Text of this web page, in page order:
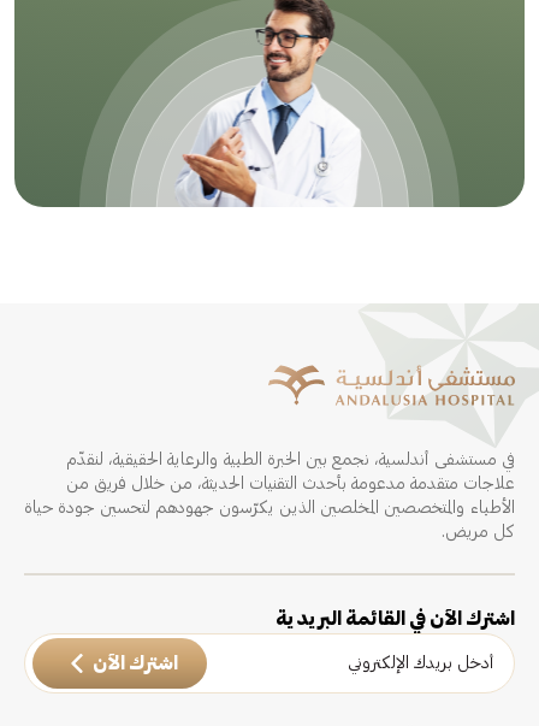
في مستشفى أندلسية، نجمع بين الخبرة الطبية والرعاية الحقيقية، لنقدّم
علاجات متقدمة مدعومة بأحدث التقنيات الحديثة، من خلال فريق من
الأطباء والمتخصصين المخلصين الذين يكرّسون جهودهم لتحسين جودة حياة
كل مريض.
اشترك الآن في القائمة البريدية
اشترك الآن